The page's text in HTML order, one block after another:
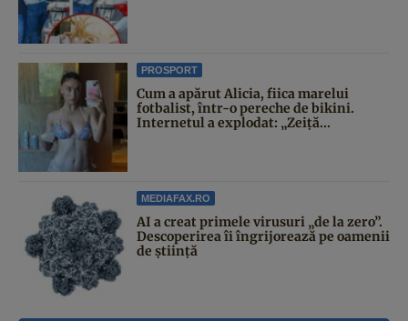
PROSPORT
Cum a apărut Alicia, fiica marelui
fotbalist, într-o pereche de bikini.
Internetul a explodat: „Zeiță...
MEDIAFAX.RO
AI a creat primele virusuri „de la zero”.
Descoperirea îi îngrijorează pe oamenii
de știință